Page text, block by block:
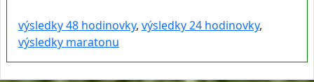
výsledky 48 hodinovky, výsledky 24 hodinovky,
výsledky maratonu